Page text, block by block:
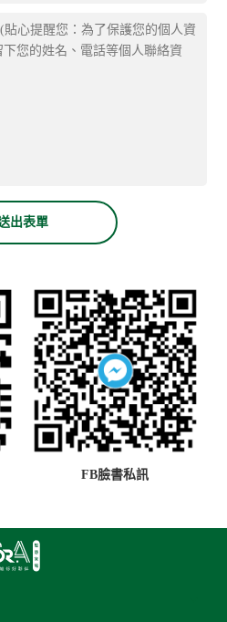
出表單
FB臉書私訊